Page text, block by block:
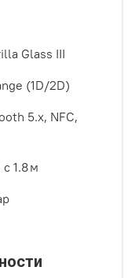
Glass III
(1D/2D)
5.x, NFC,
1.8 м